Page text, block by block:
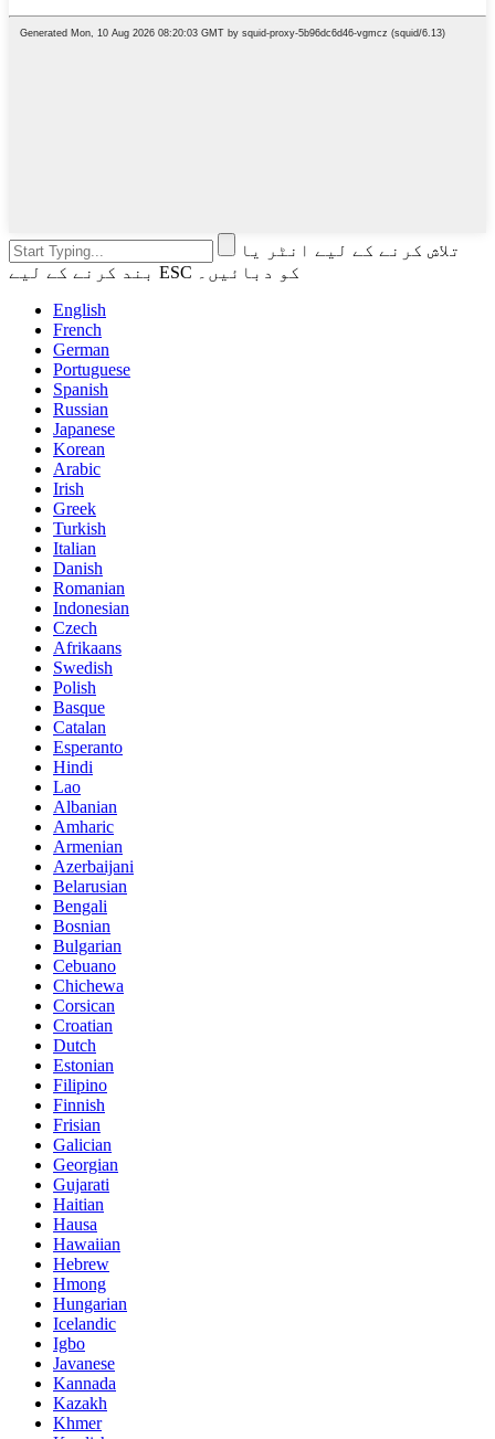
تلاش کرنے کے لیے انٹر یا
بند کرنے کے لیے ESC کو دبائیں۔
English
French
German
Portuguese
Spanish
Russian
Japanese
Korean
Arabic
Irish
Greek
Turkish
Italian
Danish
Romanian
Indonesian
Czech
Afrikaans
Swedish
Polish
Basque
Catalan
Esperanto
Hindi
Lao
Albanian
Amharic
Armenian
Azerbaijani
Belarusian
Bengali
Bosnian
Bulgarian
Cebuano
Chichewa
Corsican
Croatian
Dutch
Estonian
Filipino
Finnish
Frisian
Galician
Georgian
Gujarati
Haitian
Hausa
Hawaiian
Hebrew
Hmong
Hungarian
Icelandic
Igbo
Javanese
Kannada
Kazakh
Khmer